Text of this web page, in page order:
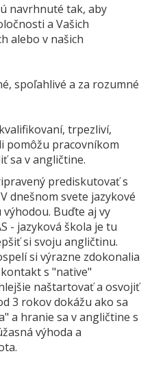
navrhnuté tak, aby
a Vašich
alebo v našich
spoľahlivé a za rozumné
trpezliví,
pomôžu pracovníkom
sa v angličtine.
prediskutovať s
dnešnom svete jazykové
Buďte aj vy
- jazyková škola je tu
si svoju angličtinu.
si výrazne zdokonalia
s "native"
naštartovať a osvojiť
3 rokov dokážu ako sa
a hranie sa v angličtine s
výhoda a